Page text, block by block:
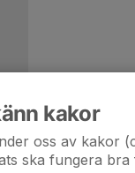
kakor
oss av kakor
ska fungera bra